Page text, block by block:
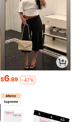
$6.89 -47%